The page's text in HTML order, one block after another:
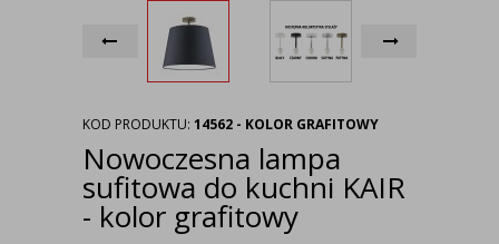
KOD PRODUKTU: 14562 - KOLOR GRAFITOWY
Nowoczesna lampa
sufitowa do kuchni KAIR
- kolor grafitowy